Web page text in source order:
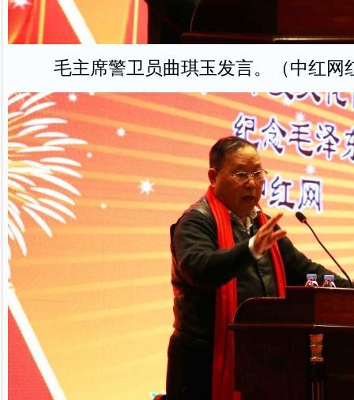
毛主席警卫员曲琪玉发言。（中红网